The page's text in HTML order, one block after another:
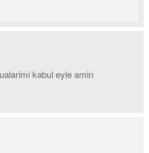
kabul eyle amin